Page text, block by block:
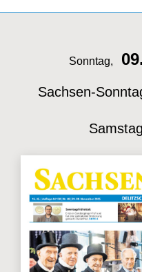
Sonntag,
Sachsen-